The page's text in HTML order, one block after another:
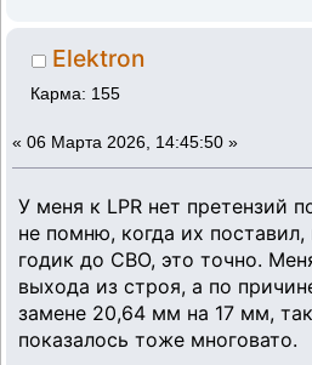
Elektron
Карма: 155
« 06 Марта 2026, 14:45:50 »
У меня к LPR нет претензий
не помню, когда их
годик до СВО, это точно.
выхода из строя, а по
замене 20,64 мм на 17 мм,
показалось тоже многовато.